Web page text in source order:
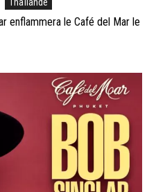
enflammera le Café del Mar le